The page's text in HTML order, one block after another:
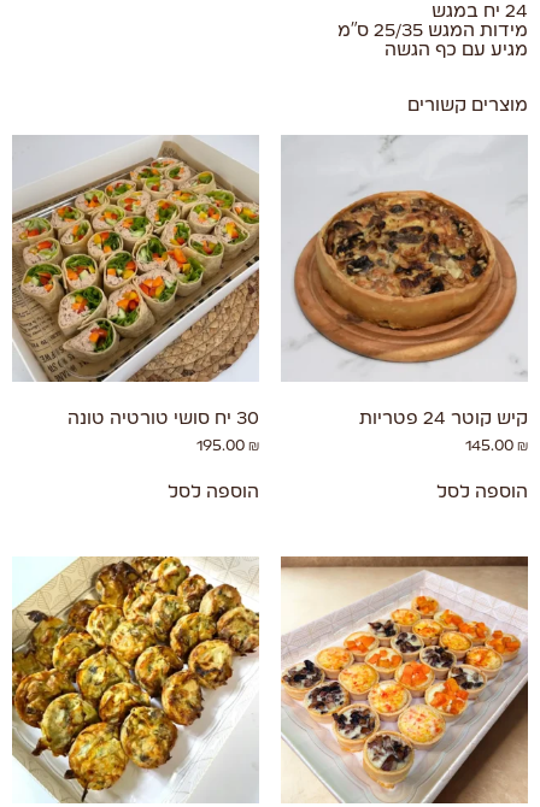
24 יח במגש
מידות המגש 25/35 ס"מ
מגיע עם כף הגשה
מוצרים קשורים
קיש קוטר 24 פטריות
145.00 ₪
הוספה לסל
30 יח סושי טורטיה טונה
195.00₪
הוספה לסל